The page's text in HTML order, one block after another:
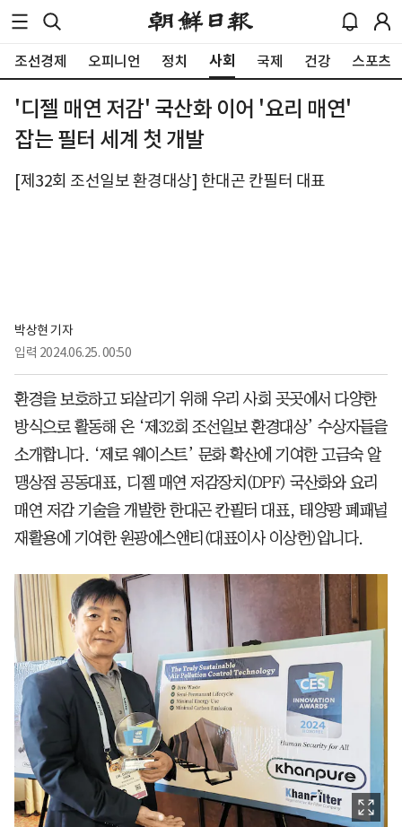
조선경제 오피니언 정치 사회 국제 건강 스포츠
'디젤 매연 저감' 국산화 이어 '요리 매연'
잡는 필터 세계 첫 개발
[제32회 조선일보 환경대상] 한대곤 칸필터 대표
박상현 기자
입력 2024.06.25. 00:50
환경을 보호하고 되살리기 위해 우리 사회 곳곳에서 다양한
방식으로 활동해 온 ‘제32회 조선일보 환경대상’ 수상자들을
소개합니다. ‘제로 웨이스트’ 문화 확산에 기여한 고금숙 알
맹상점 공동대표, 디젤 매연 저감장치(DPF) 국산화와 요리
매연 저감 기술을 개발한 한대곤 칸필터 대표, 태양광 폐패널
재활용에 기여한 원광에스앤티(대표이사 이상헌)입니다.